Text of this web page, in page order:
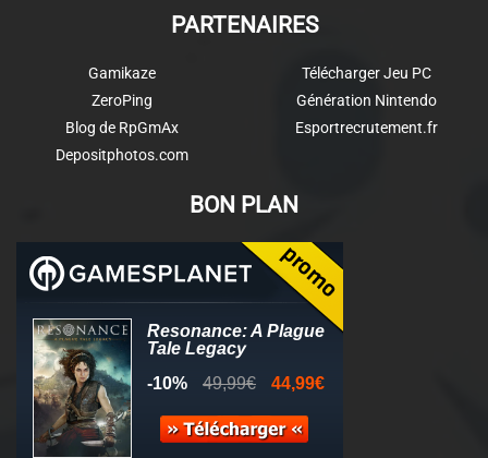
PARTENAIRES
Gamikaze
ZeroPing
Blog de RpGmAx
Depositphotos.com
Télécharger Jeu PC
Génération Nintendo
Esportrecrutement.fr
BON PLAN